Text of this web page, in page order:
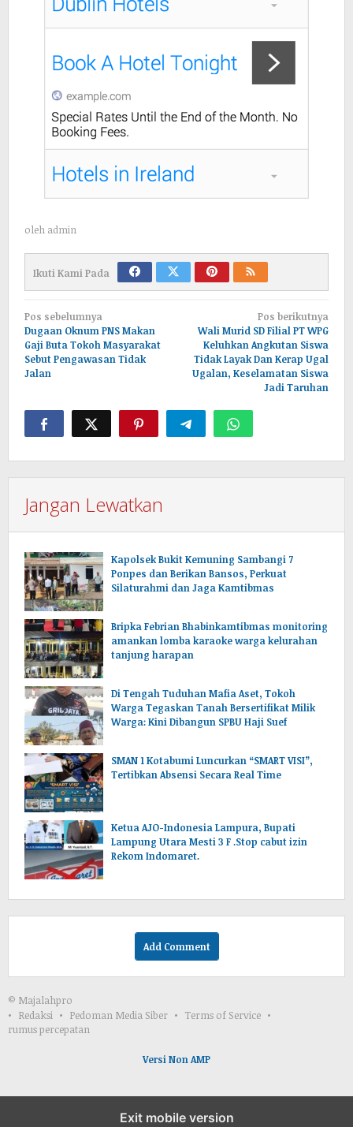
oleh admin
Ikuti Kami Pada
Navigasi
pos
Pos sebelumnya
Dugaan Oknum PNS Makan
Gaji Buta Tokoh Masyarakat
Sebut Pengawasan Tidak
Jalan
Pos berikutnya
Wali Murid SD Filial PT WPG
Keluhkan Angkutan Siswa
Tidak Layak Dan Kerap Ugal
Ugalan, Keselamatan Siswa
Jadi Taruhan
Jangan Lewatkan
Kapolsek Bukit Kemuning Sambangi 7
Ponpes dan Berikan Bansos, Perkuat
Silaturahmi dan Jaga Kamtibmas
Bripka Febrian Bhabinkamtibmas monitoring
amankan lomba karaoke warga kelurahan
tanjung harapan
Di Tengah Tuduhan Mafia Aset, Tokoh
Warga Tegaskan Tanah Bersertifikat Milik
Warga: Kini Dibangun SPBU Haji Suef
SMAN 1 Kotabumi Luncurkan “SMART VISI”,
Tertibkan Absensi Secara Real Time
Ketua AJO-Indonesia Lampura, Bupati
Lampung Utara Mesti 3 F .Stop cabut izin
Rekom Indomaret.
Add Comment
© Majalahpro
Redaksi
Pedoman Media Siber
Terms of Service
rumus percepatan
Versi Non AMP
Exit mobile version